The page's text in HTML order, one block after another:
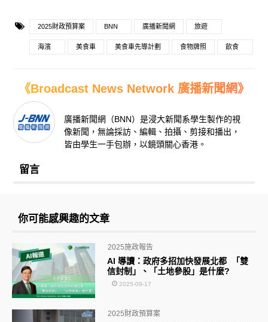
2025財政預算案 BNN 廣播新聞網 旅遊
海濱 美食車 美食車先導計劃 食物牌照 飲食
《Broadcast News Network 廣播新聞網》
廣播新聞網（BNN）是浸大新聞系學生製作的視
像新聞，無論採訪、編輯、拍攝、剪接和播出，
皆由學生一手包辦，以鏡頭關心香港。
留言
你可能感興趣的文章
AI 導讀：政府多招加快發展北都 「雙
信封制」、「土地參股」是什麼?
2025施政報告
2025-09-17
2025財政預算案